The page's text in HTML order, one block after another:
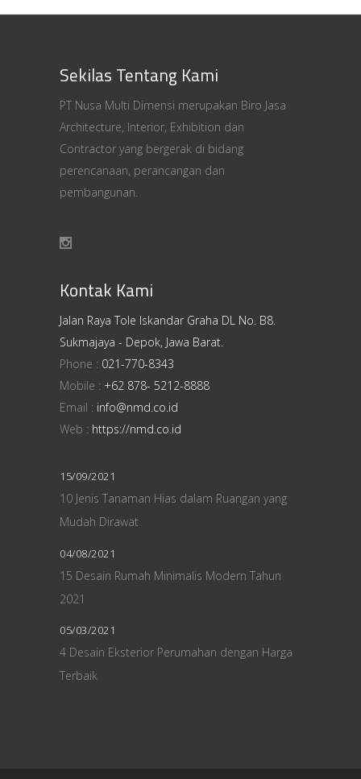
Sekilas Tentang Kami
PT Nusa Multi Dimensi merupakan Biro Jasa
Architecture, Interior, Exhibition dan
Contractor yang bergerak di bidang
perencanaan, perancangan dan
pembangunan.
Kontak Kami
Jalan Raya Tole Iskandar Graha DL No. B8.
Sukmajaya - Depok, Jawa Barat.
Phone : 021-770-8343
Mobile : +62 878- 5212-8888
Email : info@nmd.co.id
Web : https://nmd.co.id
15/09/2021
10 Jenis Tanaman Hias dalam Ruangan yang
Mudah Dirawat
04/08/2021
15 Desain Rumah Minimalis Modern Tahun
2021
05/03/2021
4 Desain Eksterior Perumahan dengan Harga
Terbaik